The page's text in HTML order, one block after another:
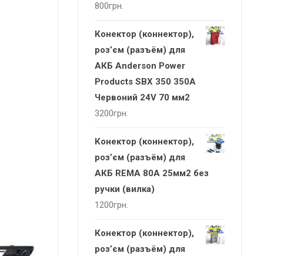
800грн.
Конектор (коннектор),
роз’єм (разъём) для
АКБ Anderson Power
Products SBX 350 350А
Червоний 24V 70 мм2
3200грн.
Конектор (коннектор),
роз’єм (разъём) для
АКБ REMA 80А 25мм2 без
ручки (вилка)
1200грн.
Конектор (коннектор),
роз’єм (разъём) для